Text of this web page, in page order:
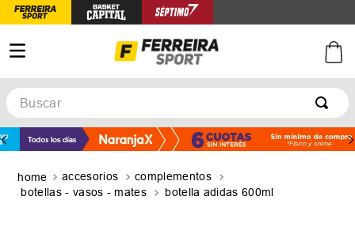
Buscar
TÉRMINOS MÁS BUSCADOS
zapatillas
accesorios
complementos
botellas - vasos - mates
botella adidas 600ml